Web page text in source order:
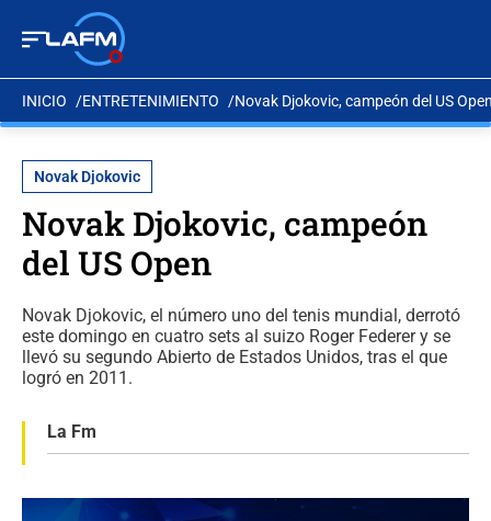
INICIO ENTRETENIMIENTO Novak Djokovic, campeón del US
Novak Djokovic
Novak Djokovic, campeón
del US Open
Novak Djokovic, el número uno del tenis mundial, derrotó
este domingo en cuatro sets al suizo Roger Federer y se
llevó su segundo Abierto de Estados Unidos, tras el que
logró en 2011.
La Fm